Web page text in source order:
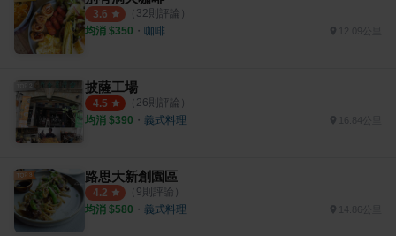
3.6 （ 32則評論）
均消 $350 ・ 咖啡
披薩工場
4.5 （ 26則評論）
均消 $390 ・ 義式料理 16.84公里
路思大新創園區
4.2 （ 9則評論）
均消 $580 ・ 義式料理 14.86公里